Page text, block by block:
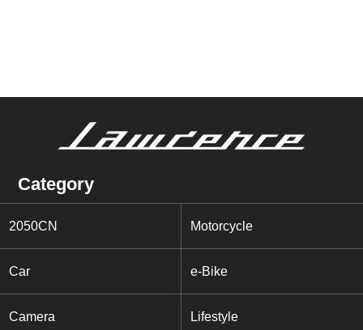
Category
2050CN Motorcycle
Car e-Bike
Camera Lifestyle